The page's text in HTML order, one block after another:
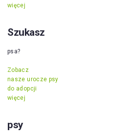
więcej
Szukasz
psa?
Zobacz
nasze urocze psy
do adopcji
więcej
psy